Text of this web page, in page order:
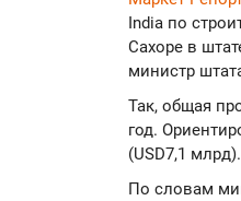
India по
Сахоре в
министр
Так, общая
год.
(USD7,1 млрд).
По словам